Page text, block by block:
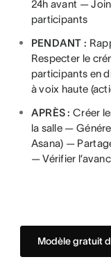
24h avant —
participants
PENDANT :
Respecter le
participants en
à voix haute
APRÈS :Créer
la salle —
Asana) —
— Vérifier
Modèle gratuit